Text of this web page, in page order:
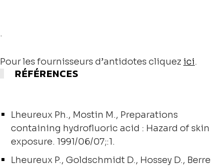
.
Pour les fournisseurs d’antidotes cliquez ici.
RÉFÉRENCES
Lheureux Ph., Mostin M., Preparations
containing hydrofluoric acid : Hazard of skin
exposure. 1991/06/07;:1.
Lheureux P., Goldschmidt D., Hossey D., Berre